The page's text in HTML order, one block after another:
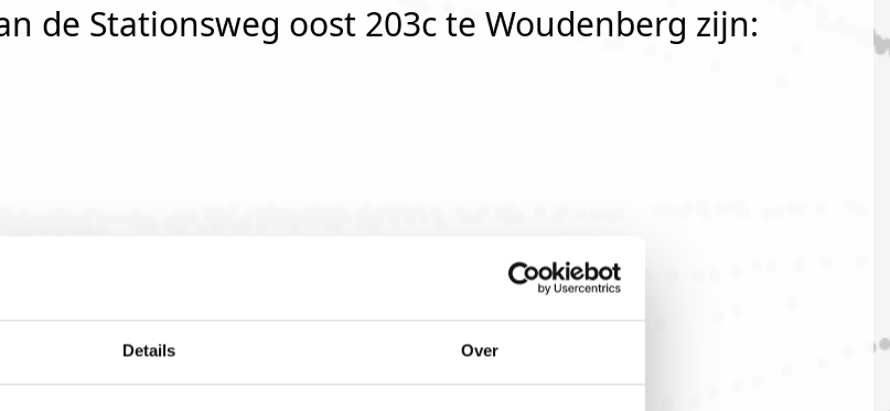
Details Over
de Stationsweg oost 203c te Woudenberg zijn: